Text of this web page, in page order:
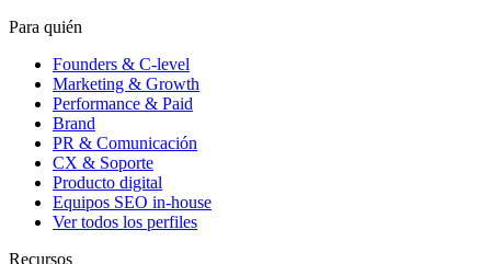
Para quién
Founders & C-level
Marketing & Growth
Performance & Paid
Brand
PR & Comunicación
CX & Soporte
Producto digital
Equipos SEO in-house
Ver todos los perfiles
Recursos